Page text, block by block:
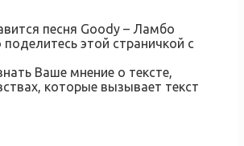
песня Goody – Ламбо
поделитесь этой страничкой с
Ваше мнение о тексте,
которые вызывает текст